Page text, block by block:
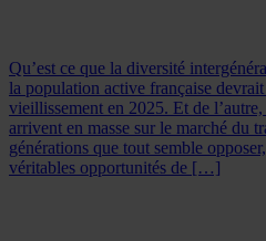
Qu’est ce que la diversité
la population active française
vieillissement en 2025. Et de
arrivent en masse sur le marché du
générations que tout semble
véritables opportunités de […]